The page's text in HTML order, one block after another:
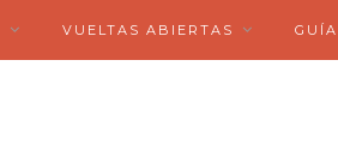
VUELTAS ABIERTAS